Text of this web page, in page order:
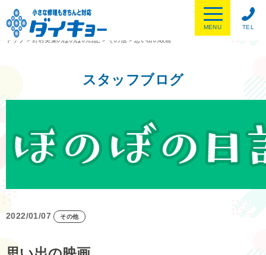
TEL
MENU
トップ
>野村美菜のほのぼの日記 > その他 > 思い出の映画
スタッフブログ
2022/01/07 その他